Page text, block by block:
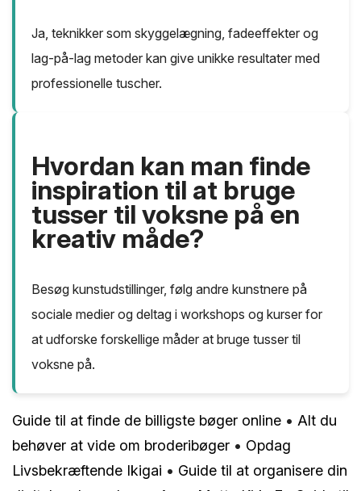
Ja, teknikker som skyggelægning, fadeeffekter og
lag-på-lag metoder kan give unikke resultater med
professionelle tuscher.
Hvordan kan man finde
inspiration til at bruge
tusser til voksne på en
kreativ måde?
Besøg kunstudstillinger, følg andre kunstnere på
sociale medier og deltag i workshops og kurser for
at udforske forskellige måder at bruge tusser til
voksne på.
Guide til at finde de billigste bøger online • Alt du
behøver at vide om broderibøger • Opdag
Livsbekræftende Ikigai • Guide til at organisere din